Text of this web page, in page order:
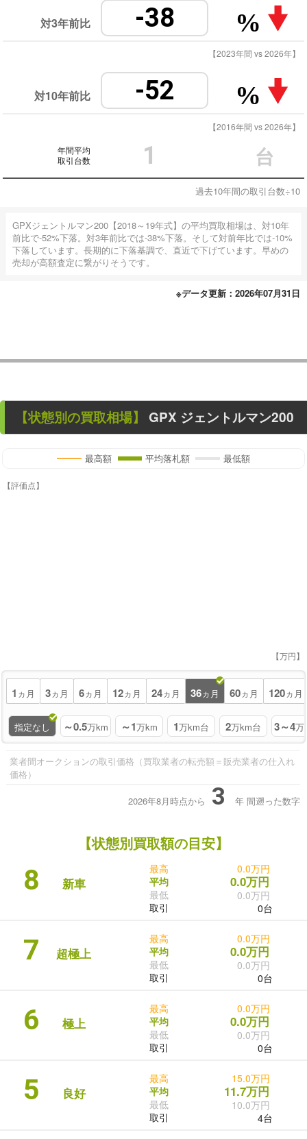
対3年前比 -38 %
【2023年間 vs 2026年】
対10年前比 -52 %
【2016年間 vs 2026年】
年間平均
取引台数
1 台
過去10年間の取引台数÷10
GPXジェントルマン200【2018～19年式】の平均買取相場は、対10年
前比で-52%下落。対3年前比では-38%下落。そして対前年比では-10%
下落しています。長期的に下落基調で、直近で下げています。早めの
売却が高額査定に繋がりそうです。
※データ更新：2026年07月31日
【状態別の買取相場】 GPX ジェントルマン200
最高額 平均落札額 最低額
【評価点】
【万円】
1 ヵ月 3ヵ月 6ヵ月 12ヵ月 24ヵ月 36ヵ月 60ヵ月 120ヵ月
指定なし ～0.5万km ～1万km 1万km台 2万km台 3～4万
業者間オークションの取引価格（買取業者の転売額＝販売業者の仕入れ
価格）
2026年8月時点から 3 年 間遡った数字
【状態別買取額の目安】
8 新車
最高
平均
最低
取引
0.0万円
0.0万円
0.0万円
0台
7 超極上
最高
平均
最低
取引
0.0万円
0.0万円
0.0万円
0台
6 極上
最高
平均
最低
取引
0.0万円
0.0万円
0.0万円
0台
5 良好
最高
平均
最低
取引
15.0万円
11.7万円
10.0万円
4台